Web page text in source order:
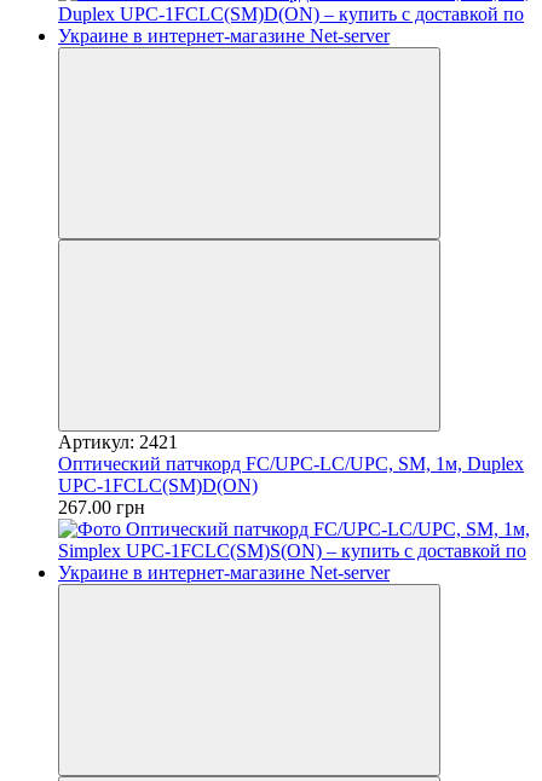
Артикул: 2421
Оптический патчкорд FC/UPC-LC/UPC, SM, 1м, Duplex
UPC-1FCLC(SM)D(ON)
267.00 грн